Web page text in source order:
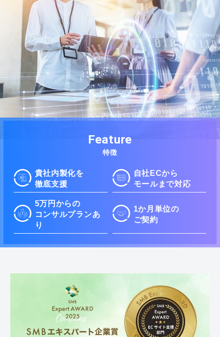
Feature
特徴
貴社内製化を
徹底支援
自社ECから
モールまで対応
5万円からの
コンサルプランあ
り
1か月単位の
ご契約